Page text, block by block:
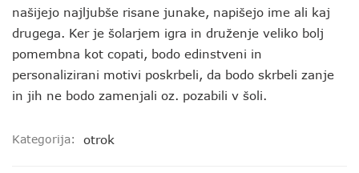
našijejo najljubše risane junake, napišejo ime ali kaj
drugega. Ker je šolarjem igra in druženje veliko bolj
pomembna kot copati, bodo edinstveni in
personalizirani motivi poskrbeli, da bodo skrbeli zanje
in jih ne bodo zamenjali oz. pozabili v šoli.
Kategorija: otrok